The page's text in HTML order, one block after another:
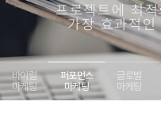
BUSINESS
REFERENCE
CONTACT
프로젝트에 최
가장 효과적
바이럴
마케팅
퍼포먼스
마케팅
글로벌
마케팅